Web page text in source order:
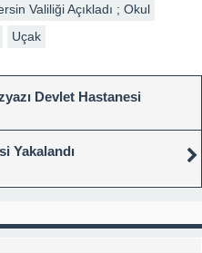
Valiliği Açıkladı ; Okul
Uçak
Devlet Hastanesi
Yakalandı